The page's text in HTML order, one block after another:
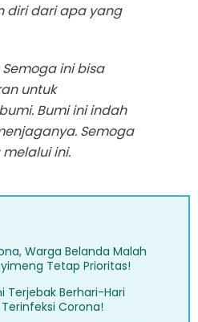
diri dari apa yang
Semoga ini bisa
untuk
Bumi ini indah
Semoga
ini.
Warga Belanda Malah
Tetap Prioritas!
Terjebak Berhari-Hari
Corona!